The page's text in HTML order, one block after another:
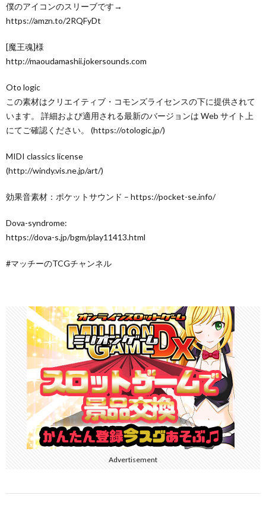
僕のアイコンのスリーブです→
https://amzn.to/2RQFyDt
[魔王魂]様
http://maoudamashii.jokersounds.com
Oto logic
この素材はクリエイティブ・コモンズライセンスの下に提供されて
います。 詳細および適用される最新のバージョンは Web サイト上
にてご確認ください。 (https://otologic.jp/)
MIDI classics license
(http://windy.vis.ne.jp/art/)
効果音素材：ポケットサウンド – https://pocket-se.info/
Dova-syndrome:
https://dova-s.jp/bgm/play11413.html
#マッチーのTCGチャンネル
Advertisement